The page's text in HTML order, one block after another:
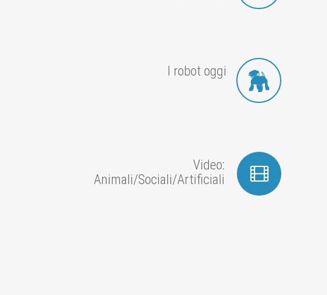
I robot oggi
Video:
Animali/Sociali/Artificiali